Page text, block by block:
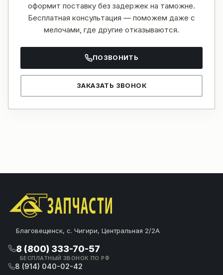
оформит поставку без задержек на таможне.
Бесплатная консультация — поможем даже с
мелочами, где другие отказываются.
ПОЗВОНИТЬ
ЗАКАЗАТЬ ЗВОНОК
Благовещенск, с. Чигири, Центральная 2/2А
8 (800) 333-70-57
БЕСПЛАТНЫЙ ЗВОНОК ПО РФ
8 (914) 040-02-42